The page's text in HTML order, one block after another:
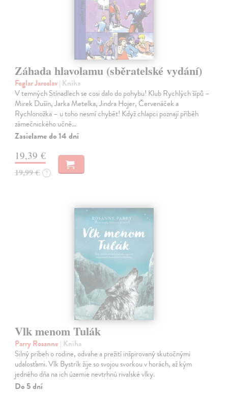
Záhada hlavolamu (sběratelské vydání)
Foglar Jaroslav| Kniha
V temných Stínadlech se cosi dalo do pohybu! Klub Rychlých šípů –
Mirek Dušín, Jarka Metelka, Jindra Hojer, Červenáček a
Rychlonožka – u toho nesmí chybět! Když chlapci poznají příběh
zámečnického učně…
Zasielame do 14 dní
19,39 €
19,99 € ?
Vlk menom Tulák
Parry Rosanne | Kniha
Silný príbeh o rodine, odvahe a prežití inšpirovaný skutočnými
udalosťami. Vlk Bystrík žije so svojou svorkou v horách, až kým
jedného dňa na ich územie nevtrhnú rivalské vlky.
Do 5 dní